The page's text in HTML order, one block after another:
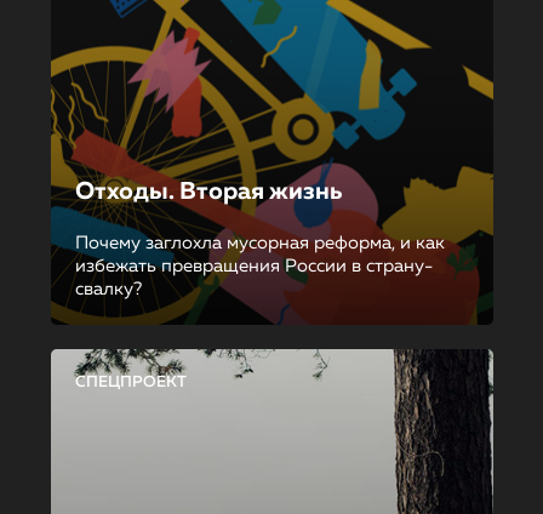
Отходы. Вторая жизнь
Почему заглохла мусорная реформа, и как
избежать превращения России в страну-
свалку?
СПЕЦПРОЕКТ